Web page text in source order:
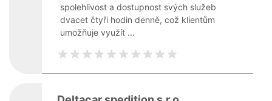
spolehlivost a dostupnost svých služeb
dvacet čtyři hodin denně, což klientům
umožňuje využít ...